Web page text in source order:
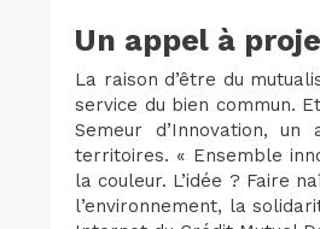
Un appel à
La raison d’être du
service du bien commun.
Semeur d’Innovation,
territoires. « Ensemble
la couleur. L’idée ? Faire
l’environnement, la